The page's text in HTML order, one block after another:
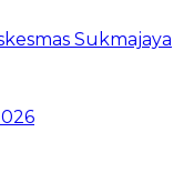
Sukmajaya